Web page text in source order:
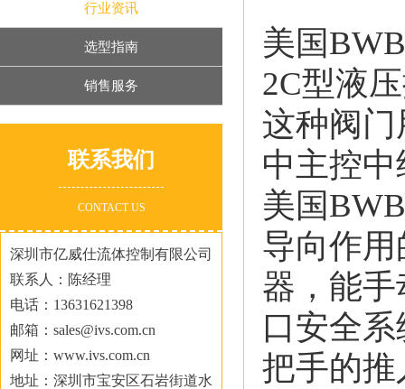
行业资讯
选型指南
销售服务
联系我们
CONTACT US
深圳市亿威仕流体控制有限公司
联系人：陈经理
电话：13631621398
邮箱：sales@ivs.com.cn
网址：www.ivs.com.cn
地址：深圳市宝安区石岩街道水
美国
2C型液
这种阀
中主控
美国
导向作
器，能
口安全
把手的